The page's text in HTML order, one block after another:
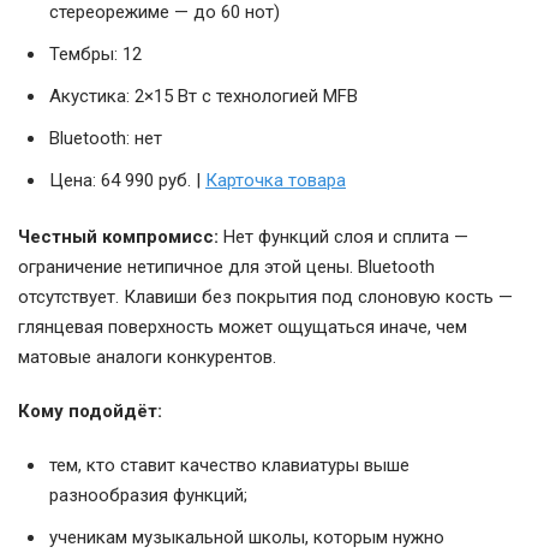
стереорежиме — до 60 нот)
Тембры: 12
Акустика: 2×15 Вт с технологией MFB
Bluetooth: нет
Цена: 64 990 руб. | Карточка товара
Честный компромисс: Нет функций слоя и сплита —
ограничение нетипичное для этой цены. Bluetooth
отсутствует. Клавиши без покрытия под слоновую кость —
глянцевая поверхность может ощущаться иначе, чем
матовые аналоги конкурентов.
Кому подойдёт:
тем, кто ставит качество клавиатуры выше
разнообразия функций;
ученикам музыкальной школы, которым нужно